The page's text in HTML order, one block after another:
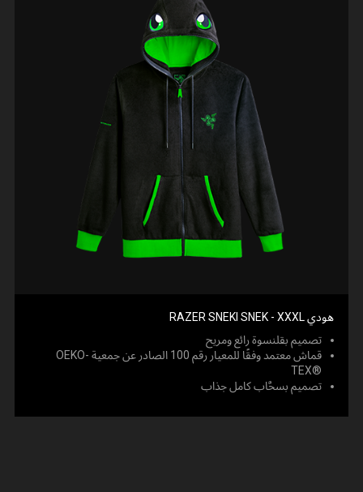
هودي RAZER SNEKI SNEK - XXXL
تصميم بقلنسوة رائع ومريح
قماش معتمد وفقًا للمعيار رقم 100 الصادر عن جمعية OEKO-
TEX®‎
تصميم بسحَّاب كامل جذاب